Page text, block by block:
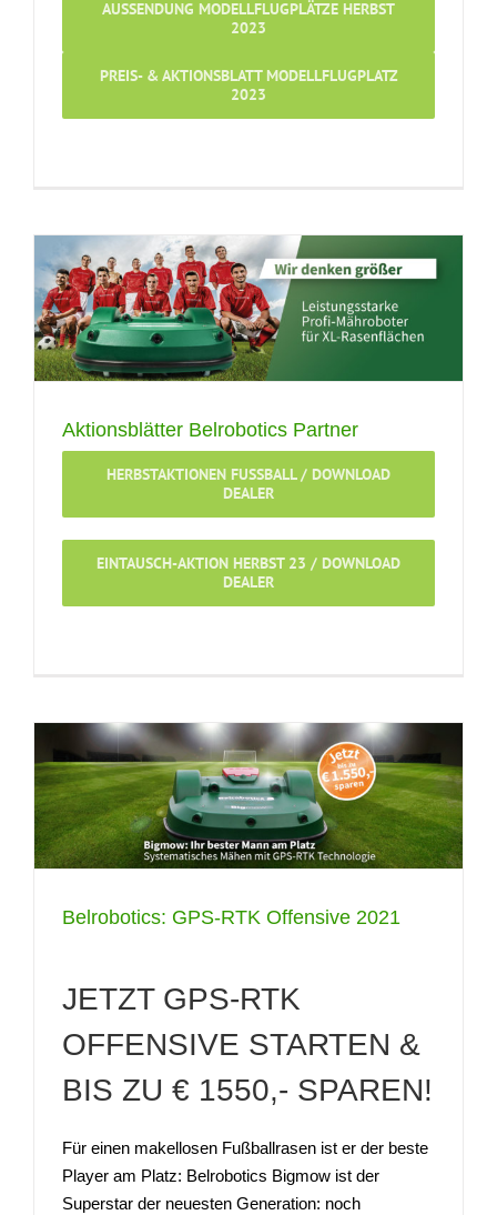
AUSSENDUNG MODELLFLUGPLÄTZE HERBST
2023
PREIS- & AKTIONSBLATT MODELLFLUGPLATZ
2023
Aktionsblätter Belrobotics Partner
HERBSTAKTIONEN FUSSBALL / DOWNLOAD
DEALER
EINTAUSCH-AKTION HERBST 23 / DOWNLOAD
DEALER
Belrobotics: GPS-RTK Offensive 2021
JETZT GPS-RTK
OFFENSIVE STARTEN &
BIS ZU € 1550,- SPAREN!
Für einen makellosen Fußballrasen ist er der beste
Player am Platz: Belrobotics Bigmow ist der
Superstar der neuesten Generation: noch